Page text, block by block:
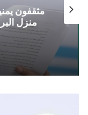
مثقفون
منزل